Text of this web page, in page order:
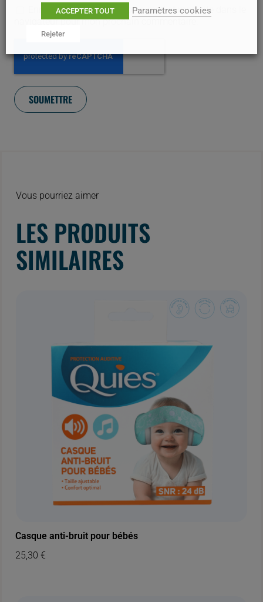
Enregistrer mon nom, mon e-mail et mon site dans le
navigateur pour mon prochain commentaire.
Vous pourriez aimer
LES PRODUITS
SIMILAIRES
Casque anti-bruit pour bébés
25,30€
ACCEPTER TOUT Paramètres cookies
Rejeter